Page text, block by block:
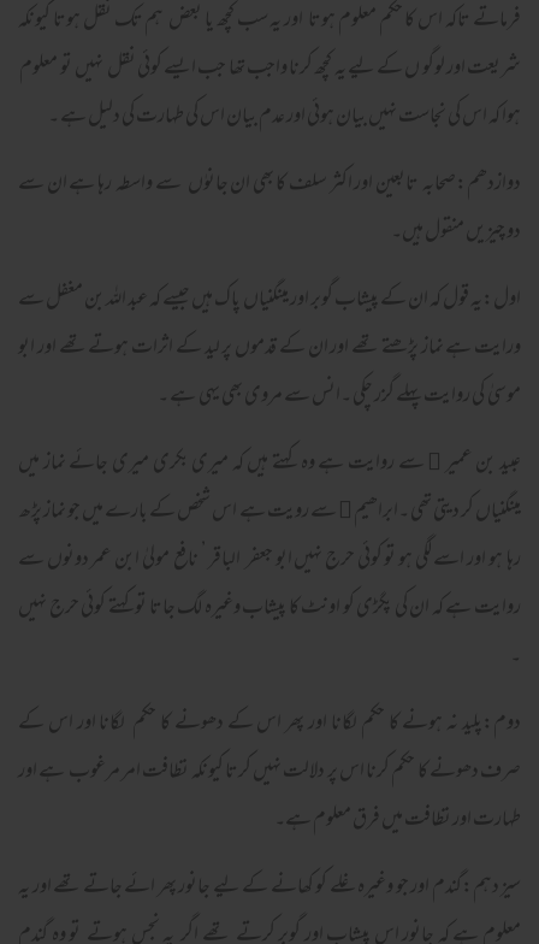
فرماتے تاکہ اس کا حکم معلوم ہوتا اور یہ سب کچھ یا بعض ہم تک نقل ہوتا کیونکہ
شریعت اور لوگو ں کے لیے یہ کچھ کرنا واجب تھا جب ایسے کوئی نقل نہیں تو معلوم
ہوا کہ اس کی نجاست نہیں بیان ہوئی اور عدم بیان اس کی طہارت کی دلیل ہے ۔
دوازدھم:صحابہ تابعین اور اکثر سلف کا بھی ان جانوٰں سے واسطہ رہا ہے ان سے
دو چیزیں منقول ہیں۔
اول:یہ قول کہ ان کے پیشاب گوبر اور مینگنیاں پاک ہیں جیسے کہ عبد اللہ بن مغفل سے
ورایت ہے نماز پڑھتے تھے اور ان کے قدموں پر لید کے اثرات ہوتے تھے اور ابو
موسیٰ کی روایت پہلے گزر چکی ۔انس سے مروی بھی یہی ہے ۔
عبید بن عمیر ﷜ سے روایت ہے وہ کہتے ہیں کہ میری بکری میری جائے نماز میں
مینگنیاں کر دیتی تھی ۔ابراھیم ﷫ سے رویت ہے اس شخص کے بارے میں جو نماز پڑھ
رہا ہو اور اسے لگی ہو تو کوئی حرج نہیں ابو جعفر الباقر ’ نافع مولیٰ ابن عمر دونوں سے
روایت ہے کہ ان کی پگڑی کو اونٹ کا پیشاب وغیرہ لگ جاتا تو کہتے کوئی حرج نہیں
۔
دوم:پلید نہ ہونے کا حکم لگانا اور پھر اس کے دھونے کا حکم لگانا اور اس کے
صرف دھونے کا حکم کرنا اس پر دلالت نہیں کرتا کیونکہ نظافت امر مرغوب ہے اور
طہارت اور نظافت میں فرق معلوم ہے۔
سیز دہم:گندم اور جو وغیرہ غلے کو کھانے کے لیے جانور پھر ائے جاتے تھے اور یہ